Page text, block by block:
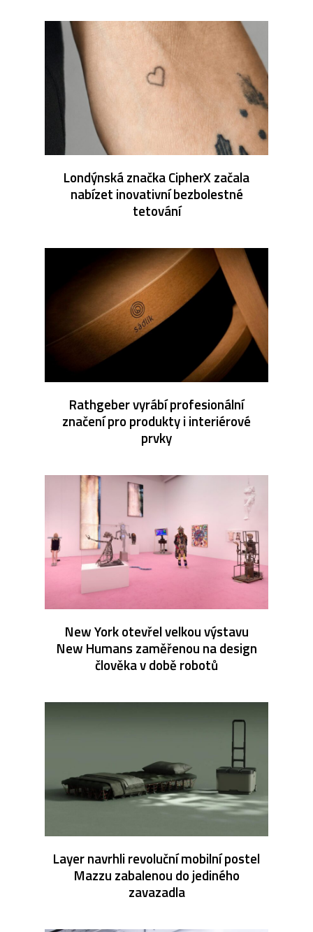
Londýnská značka CipherX začala
nabízet inovativní bezbolestné
tetování
Rathgeber vyrábí profesionální
značení pro produkty i interiérové
prvky
New York otevřel velkou výstavu
New Humans zaměřenou na design
člověka v době robotů
Layer navrhli revoluční mobilní postel
Mazzu zabalenou do jediného
zavazadla